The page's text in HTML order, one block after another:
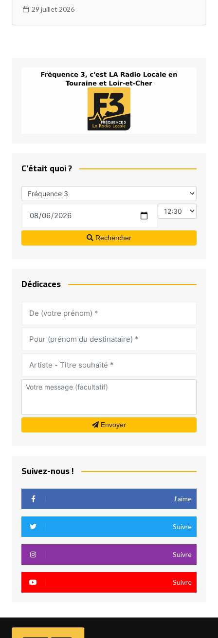
29 juillet 2026
C'était quoi ?
Rechercher
Dédicaces
Envoyer
Suivez-nous !
J’aime
Suivre
Suivre
Suivre